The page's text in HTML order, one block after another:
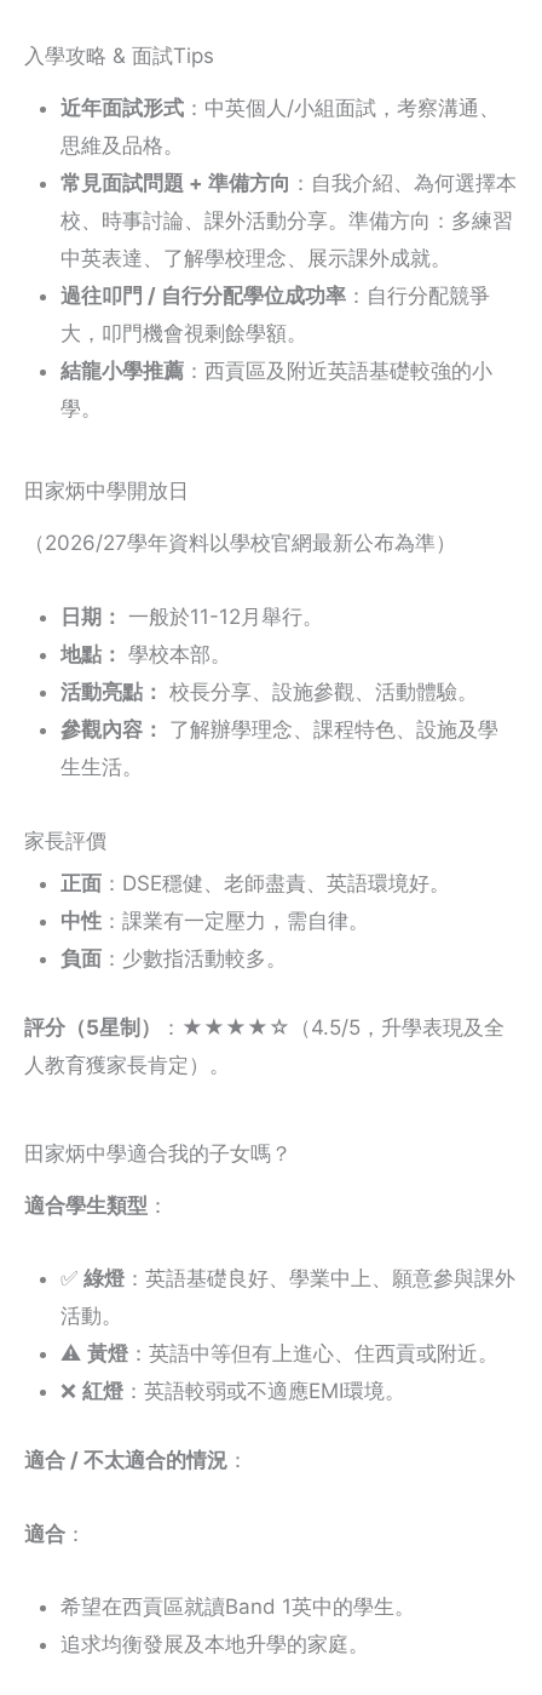
入學攻略 & 面試Tips
近年面試形式 ：中英個人/小組面試，考察溝通、
思維及品格。
常見面試問題 + 準備方向 ：自我介紹、為何選擇本
校、時事討論、課外活動分享。準備方向：多練習
中英表達、了解學校理念、展示課外成就。
過往叩門 / 自行分配學位成功率 ：自行分配競爭
大，叩門機會視剩餘學額。
結龍小學推薦 ：西貢區及附近英語基礎較強的小
學。
田家炳中學開放日
（2026/27學年資料以學校官網最新公布為準）
日期： 一般於11-12月舉行。
地點： 學校本部。
活動亮點： 校長分享、設施參觀、活動體驗。
參觀內容：
了解辦學理念、課程特色、設施及學
生生活。
家長評價
正面 ：DSE穩健、老師盡責、英語環境好。
中性 ：課業有一定壓力，需自律。
負面 ：少數指活動較多。
評分（5星制）
：★★★★☆（4.5/5，升學表現及全
人教育獲家長肯定）。
田家炳中學適合我的子女嗎？
適合學生類型 ：
✅ 綠燈 ：英語基礎良好、學業中上、願意參與課外
活動。
⚠️ 黃燈 ：英語中等但有上進心、住西貢或附近。
❌ 紅燈 ：英語較弱或不適應EMI環境。
適合 / 不太適合的情況 ：
適合 ：
希望在西貢區就讀Band 1英中的學生。
追求均衡發展及本地升學的家庭。